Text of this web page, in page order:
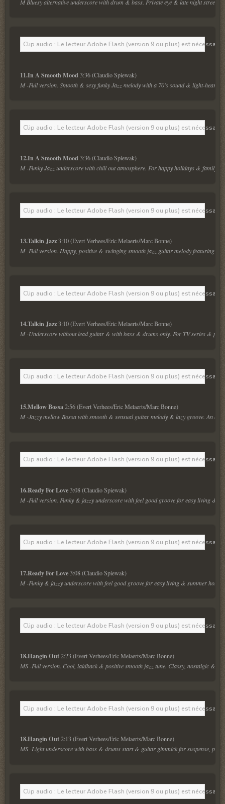
M Bluesy alternative underscore with drum & bass. Private eye & late night street
Clip audio : Le lecteur Adobe Flash (version 9 ou plus) est
11.In A Smooth Mood
3:36 (Claudio Spiewak)
M -Full version. Smooth & sexy funky Jazz melody with a 70's sound & light-
Clip audio : Le lecteur Adobe Flash (version 9 ou plus) est
12.In A Smooth Mood
3:36 (Claudio Spiewak)
M -Funky Jazz underscore with chill out atmosphere. For happy holidays & family
Clip audio : Le lecteur Adobe Flash (version 9 ou plus) est
13.Talkin Jazz
3:10 (Evert Verhees/Eric Melaerts/Marc Bonne)
M -Full version. Happy, positive & swinging smooth jazz guitar melody featuring
Clip audio : Le lecteur Adobe Flash (version 9 ou plus) est
14.Talkin Jazz
3:10 (Evert Verhees/Eric Melaerts/Marc Bonne)
M -Underscore without lead guitar & with bass & drums only. For TV series &
Clip audio : Le lecteur Adobe Flash (version 9 ou plus) est
15.Mellow Bossa
2:56 (Evert Verhees/Eric Melaerts/Marc Bonne)
M -Jazzy mellow Bossa with smooth & sensual guitar melody & lazy groove. An
Clip audio : Le lecteur Adobe Flash (version 9 ou plus) est
16.Ready For Love
3:08 (Claudio Spiewak)
M -Full version. Funky & jazzy underscore with feel good groove for easy living &
Clip audio : Le lecteur Adobe Flash (version 9 ou plus) est
17.Ready For Love
3:08 (Claudio Spiewak)
M -Funky & jazzy underscore with feel good groove for easy living & summer
Clip audio : Le lecteur Adobe Flash (version 9 ou plus) est
18.Hangin Out
2:23 (Evert Verhees/Eric Melaerts/Marc Bonne)
MS -Full version. Cool, laidback & positive smooth jazz tune. Classy, nostalgic &
Clip audio : Le lecteur Adobe Flash (version 9 ou plus) est
18.Hangin Out
2:13 (Evert Verhees/Eric Melaerts/Marc Bonne)
MS -Light underscore with bass & drums start & guitar gimmick for suspense,
Clip audio : Le lecteur Adobe Flash (version 9 ou plus) est